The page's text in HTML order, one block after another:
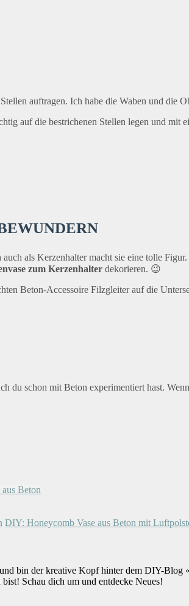
auftragen. Ich habe die Waben und die
auf die bestrichenen Stellen legen und mit
als Kerzenhalter macht sie eine tolle
zum Kerzenhalter dekorieren. 😉
Beton-Accessoire Filzgleiter auf die
du schon mit Beton experimentiert hast.
Beton
DIY: Honeycomb Vase aus Beton mit
bin der kreative Kopf hinter dem DIY-Blog
Schau dich um und entdecke Neues!